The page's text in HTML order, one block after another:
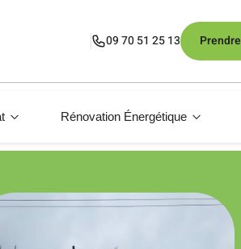
09 70 51 25 13
Rénovation Énergétique